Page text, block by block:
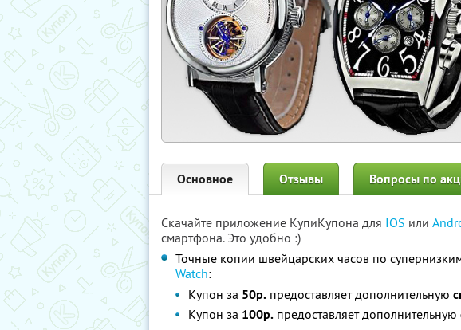
Основное Отзывы Вопросы по
Скачайте приложение КупиКупона для IOS или
смартфона. Это удобно :)
Точные копии швейцарских часов по
Watch:
Купон за 50р. предоставляет дополнительную
Купон за 100р. предоставляет дополнительную